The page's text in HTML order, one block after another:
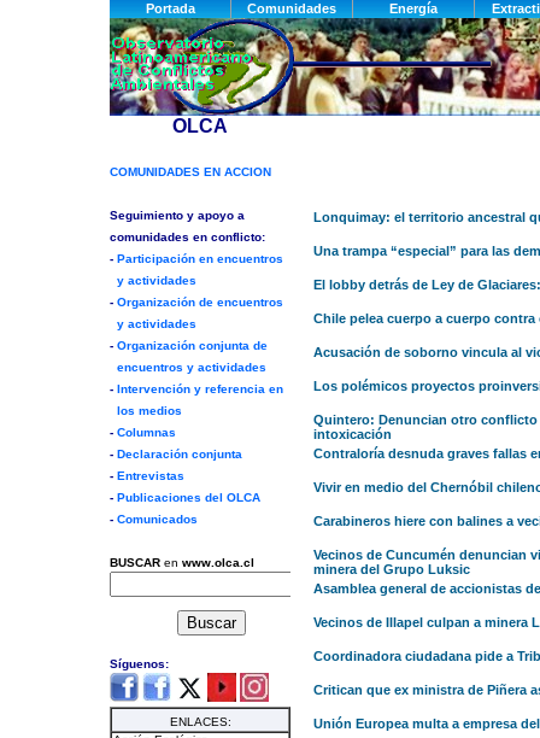
Lonquimay: el territorio ancestral
Una trampa “especial” para las
El lobby detrás de Ley de
Chile pelea cuerpo a cuerpo contra
Acusación de soborno vincula al
Los polémicos proyectos
Quintero: Denuncian otro conflicto
intoxicación
Contraloría desnuda graves fallas
Vivir en medio del Chernóbil
Carabineros hiere con balines a
Vecinos de Cuncumén denuncian
minera del Grupo Luksic
Asamblea general de accionistas
Vecinos de Illapel culpan a minera
Coordinadora ciudadana pide a
Critican que ex ministra de Piñera
Unión Europea multa a empresa